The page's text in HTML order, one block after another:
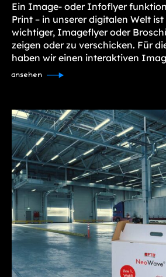
Ein Image- oder Infoflyer
Print – in unserer digitalen Welt
wichtiger, Imageflyer oder
zeigen oder zu verschicken. Für
haben wir einen interaktiven
ansehen